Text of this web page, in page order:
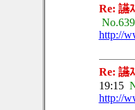
Re: 讌
http://
Re: 讌
19:15
http://